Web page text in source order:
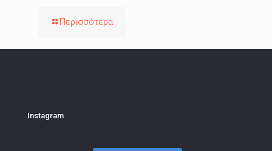
Περισσότερα
Instagram